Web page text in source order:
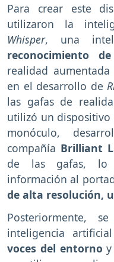
Para crear este
utilizaron la
Whisper, una
reconocimiento
realidad
en el desarrollo de
las gafas de
utilizó un
monóculo,
compañía Brilliant
de las gafas, lo
información al
de alta resolución,
Posteriormente,
inteligencia
voces del entorno